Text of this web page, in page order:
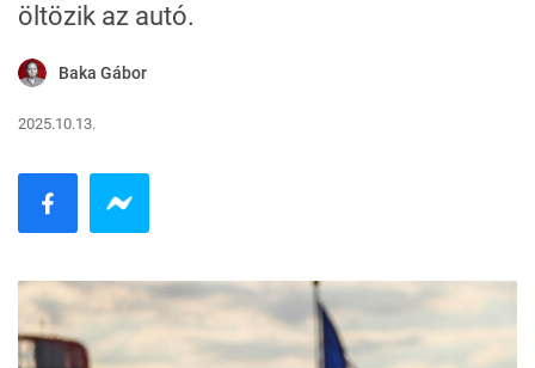
öltözik az autó.
Baka Gábor
2025.10.13.